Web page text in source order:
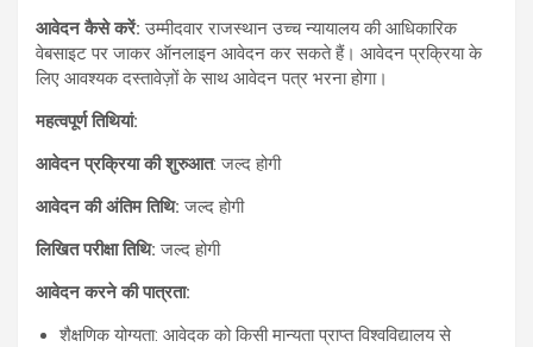
आवेदन कैसे करें: उम्मीदवार राजस्थान उच्च न्यायालय की आधिकारिक
वेबसाइट पर जाकर ऑनलाइन आवेदन कर सकते हैं। आवेदन प्रक्रिया के
लिए आवश्यक दस्तावेज़ों के साथ आवेदन पत्र भरना होगा।
महत्वपूर्ण तिथियां:
आवेदन प्रक्रिया की शुरुआत: जल्द होगी
आवेदन की अंतिम तिथि: जल्द होगी
लिखित परीक्षा तिथि: जल्द होगी
आवेदन करने की पात्रता:
शैक्षणिक योग्यता: आवेदक को किसी मान्यता प्राप्त विश्वविद्यालय से